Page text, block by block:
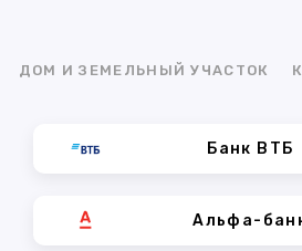
ДОМ И ЗЕМЕЛЬНЫЙ УЧАСТОК
Банк ВТБ
Альфа-